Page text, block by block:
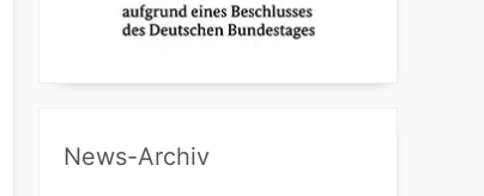
News-Archiv